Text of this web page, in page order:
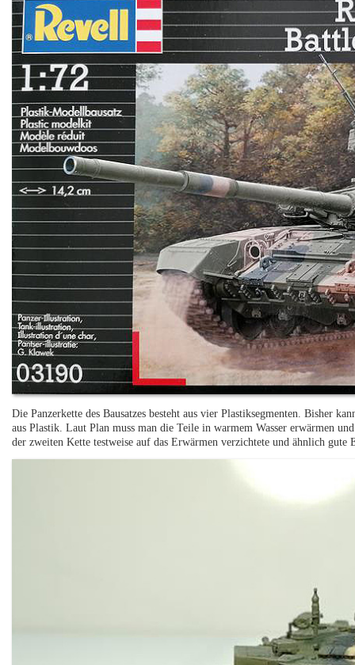
Die Panzerkette des Bausatzes besteht aus vier Plastiksegmenten. Bisher
aus Plastik. Laut Plan muss man die Teile in warmem Wasser erwärmen
der zweiten Kette testweise auf das Erwärmen verzichtete und ähnlich gute